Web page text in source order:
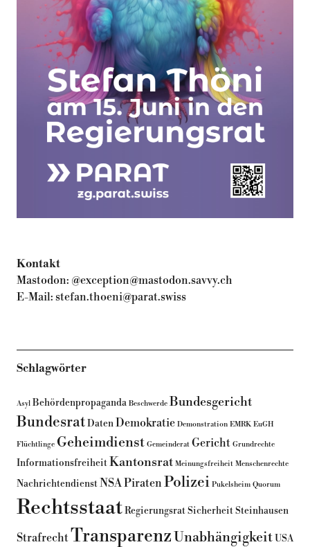
Kontakt
Mastodon: @exception@mastodon.savvy.ch
E-Mail: stefan.thoeni@parat.swiss
Schlagwörter
Asyl Behördenpropaganda Beschwerde Bundesgericht
BundesratDatenDemokratie Demonstration EMRK EuGH
Flüchtlinge Geheimdienst Gemeinderat Gericht Grundrechte
InformationsfreiheitKantonsrat Meinungsfreiheit Menschenrechte
NachrichtendienstNSAPiratenPolizei Pukelsheim Quorum
RechtsstaatRegierungsratSicherheitSteinhausen
StrafrechtTransparenzUnabhängigkeitUSA